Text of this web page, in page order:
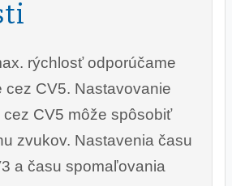
rýchlosť odporúčame
cez CV5. Nastavovanie
cez CV5 môže spôsobiť
zvukov. Nastavenia času
a času spomaľovania